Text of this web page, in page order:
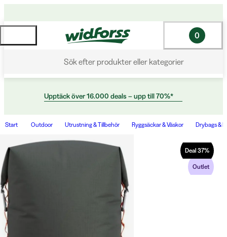
Sök efter produkter eller kategorier
0
Upptäck över 16.000 deals – upp till 70%*
Start Outdoor Utrustning & Tillbehör Ryggsäckar & Väskor Drybags &
Deal 37%
Outlet